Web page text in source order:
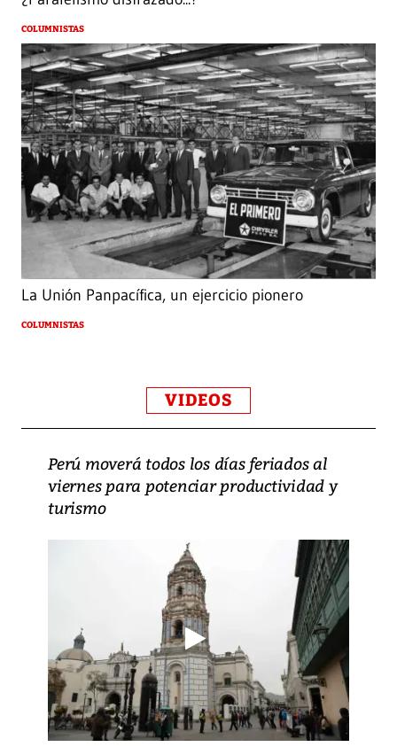
COLUMNISTAS
La Unión Panpacífica, un ejercicio pionero
COLUMNISTAS
VIDEOS
Perú moverá todos los días feriados al
viernes para potenciar productividad y
turismo